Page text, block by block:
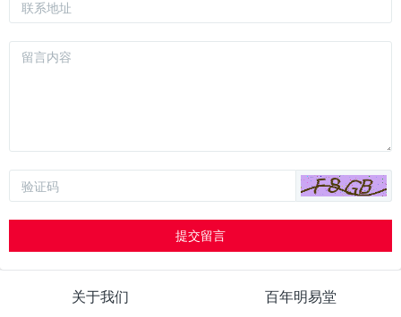
提交留言
关于我们 百年明易堂